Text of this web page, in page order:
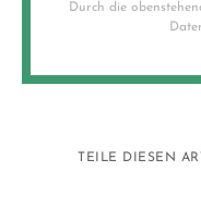
Durch die
TEILE DIESEN